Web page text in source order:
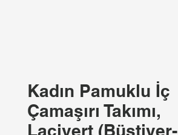
Kadın Pamuklu İç
Çamaşırı Takımı,
Lacivert (Büstiyer-